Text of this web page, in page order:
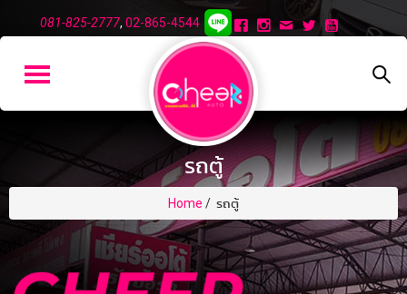
081-825-2777, 02-865-4544
รถตู้
Home / รถตู้